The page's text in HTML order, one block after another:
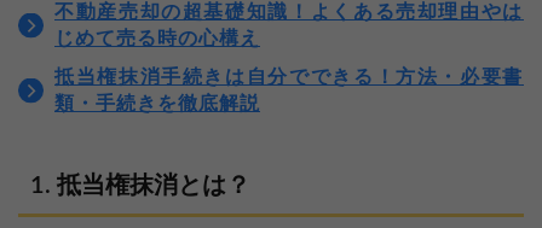
不動産売却の超基礎知識！よくある売却理由やは
じめて売る時の心構え
抵当権抹消手続きは自分でできる！方法・必要書
類・手続きを徹底解説
抵当権抹消とは？